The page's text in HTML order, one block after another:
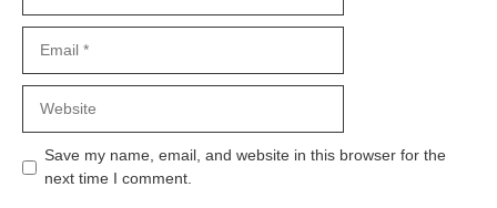
Save my name, email, and website in this browser for the
next time I comment.